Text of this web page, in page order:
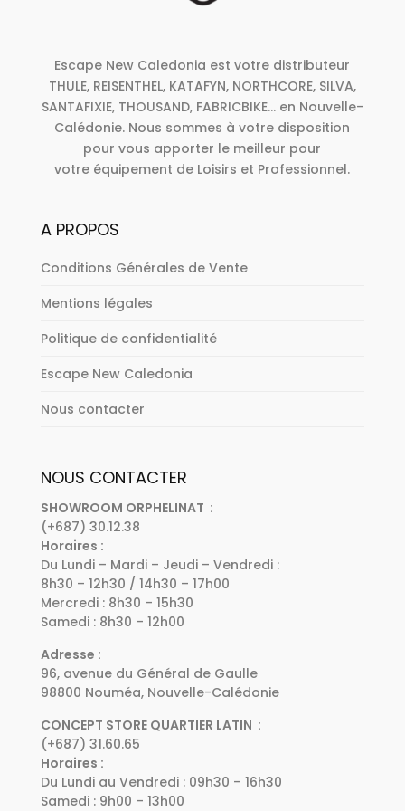
Escape New Caledonia est votre distributeur
THULE, REISENTHEL, KATAFYN, NORTHCORE, SILVA,
SANTAFIXIE, THOUSAND, FABRICBIKE... en Nouvelle-
Calédonie. Nous sommes à votre disposition
pour vous apporter le meilleur pour
votre équipement de Loisirs et Professionnel.
A PROPOS
Conditions Générales de Vente
Mentions légales
Politique de confidentialité
Escape New Caledonia
Nous contacter
NOUS CONTACTER
SHOWROOM ORPHELINAT :
(+687) 30.12.38
Horaires :
Du Lundi – Mardi – Jeudi – Vendredi :
8h30 – 12h30 / 14h30 – 17h00
Mercredi : 8h30 – 15h30
Samedi : 8h30 – 12h00
Adresse :
96, avenue du Général de Gaulle
98800 Nouméa, Nouvelle-Calédonie
CONCEPT STORE QUARTIER LATIN :
(+687) 31.60.65
Horaires :
Du Lundi au Vendredi : 09h30 – 16h30
Samedi : 9h00 – 13h00